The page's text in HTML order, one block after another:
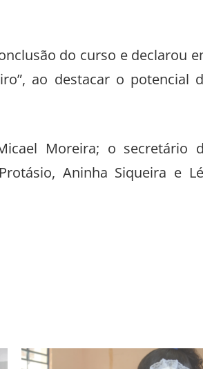
do curso e declarou
ao destacar o potencial
Moreira; o secretário
Aninha Siqueira e